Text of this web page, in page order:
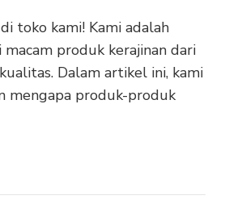
toko kami! Kami adalah
produk kerajinan dari
Dalam artikel ini, kami
mengapa produk-produk